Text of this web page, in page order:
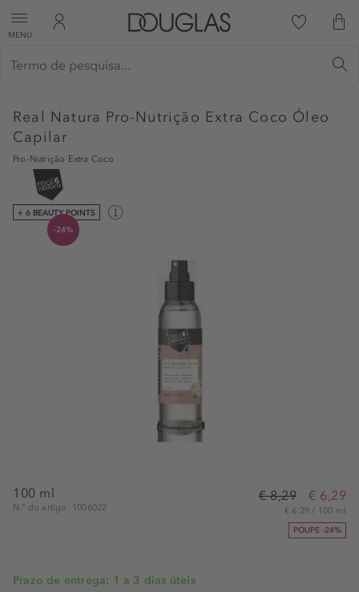
MENU
Real Natura Pro-Nutrição Extra Coco Óleo
Capilar
Pro-Nutrição Extra Coco
+ 6 BEAUTY POINTS
-24%
100 ml
N.° do artigo: 1006022
€ 8,29 € 6,29
€ 6,29 / 100 ml
POUPE -24%
Prazo de entrega: 1 a 3 dias úteis